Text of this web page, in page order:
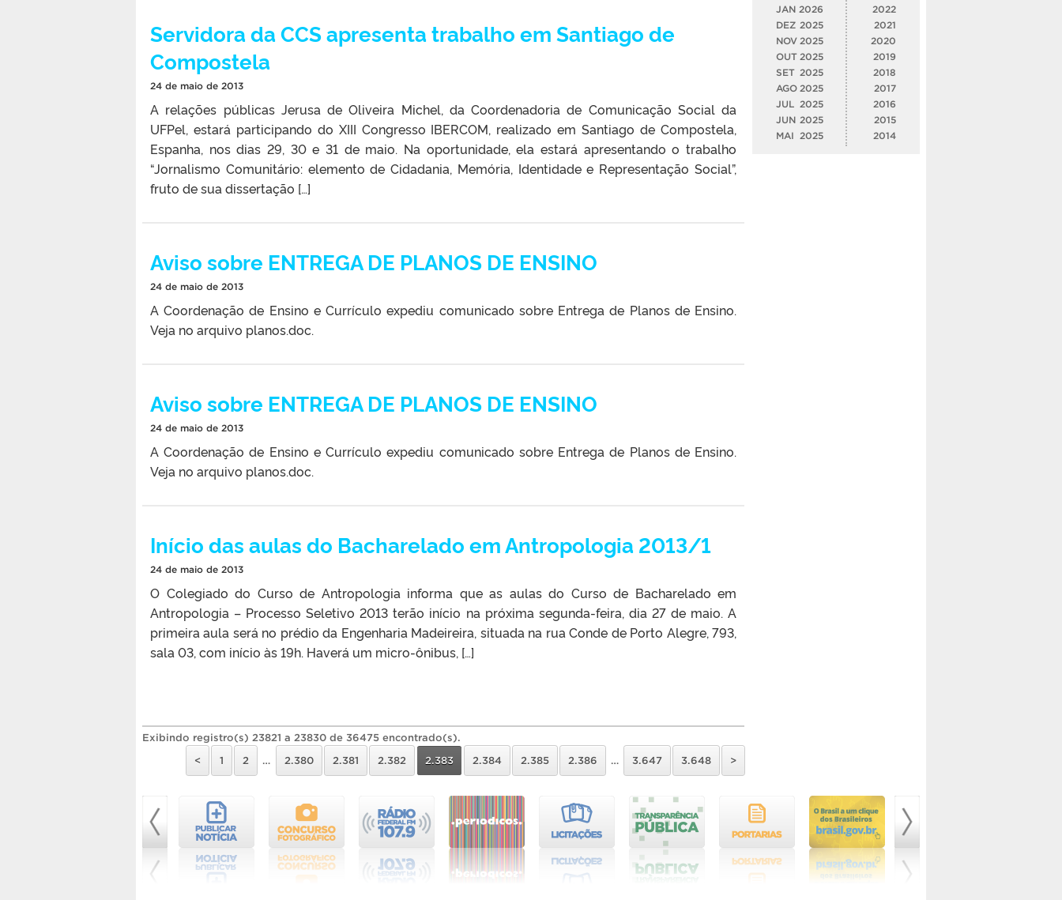
Servidora da CCS apresenta trabalho em Santiago de
Compostela
24 de maio de 2013
A relações públicas Jerusa de Oliveira Michel, da Coordenadoria de Comunicação Social da
UFPel, estará participando do XIII Congresso IBERCOM, realizado em Santiago de Compostela,
Espanha, nos dias 29, 30 e 31 de maio. Na oportunidade, ela estará apresentando o trabalho
“Jornalismo Comunitário: elemento de Cidadania, Memória, Identidade e Representação Social”,
fruto de sua dissertação […]
Aviso sobre ENTREGA DE PLANOS DE ENSINO
24 de maio de 2013
A Coordenação de Ensino e Currículo expediu comunicado sobre Entrega de Planos de Ensino.
Veja no arquivo planos.doc.
Aviso sobre ENTREGA DE PLANOS DE ENSINO
24 de maio de 2013
A Coordenação de Ensino e Currículo expediu comunicado sobre Entrega de Planos de Ensino.
Veja no arquivo planos.doc.
Início das aulas do Bacharelado em Antropologia 2013/1
24 de maio de 2013
O Colegiado do Curso de Antropologia informa que as aulas do Curso de Bacharelado em
Antropologia – Processo Seletivo 2013 terão início na próxima segunda-feira, dia 27 de maio. A
primeira aula será no prédio da Engenharia Madeireira, situada na rua Conde de Porto Alegre, 793,
sala 03, com início às 19h. Haverá um micro-ônibus, […]
Exibindo registro(s) 23821 a 23830 de 36475 encontrado(s).
<
1 2 … 2.380 2.381 2.382 2.383 2.384 2.385 2.386 … 3.647 3.648 >
JAN 2026
DEZ 2025
NOV 2025
OUT 2025
SET 2025
AGO 2025
JUL
2025
JUN 2025
MAI
2025
2022
2021
2020
2019
2018
2017
2016
2015
2014